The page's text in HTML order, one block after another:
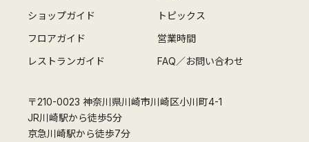
ショップガイド
トピックス
フロアガイド
営業時間
レストランガイド
FAQ／お問い合わせ
〒210-0023 神奈川県川崎市川崎区小川町4-1
JR川崎駅から徒歩5分
京急川崎駅から徒歩7分